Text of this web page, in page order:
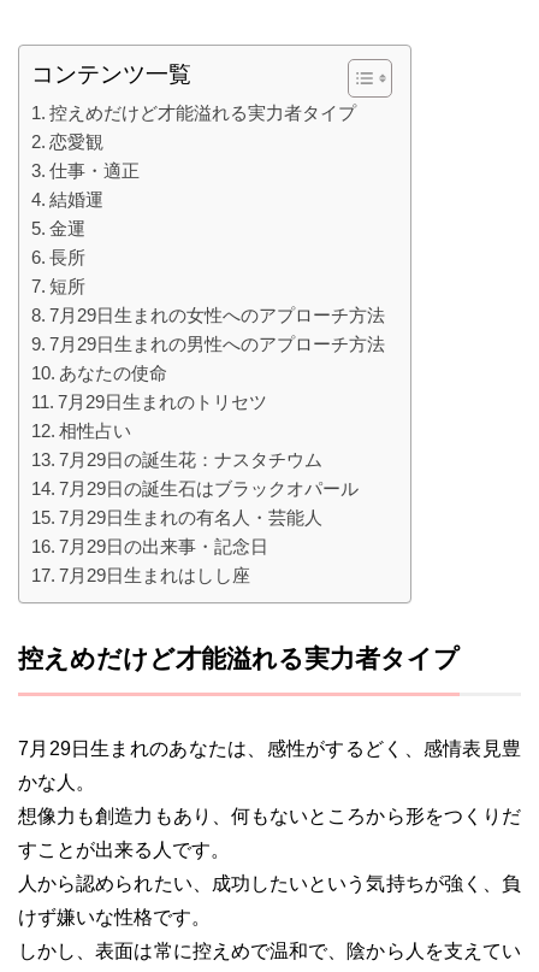
コンテンツ一覧
控えめだけど才能溢れる実力者タイプ
恋愛観
仕事・適正
結婚運
金運
長所
短所
7月29日生まれの女性へのアプローチ方法
7月29日生まれの男性へのアプローチ方法
あなたの使命
7月29日生まれのトリセツ
相性占い
7月29日の誕生花：ナスタチウム
7月29日の誕生石はブラックオパール
7月29日生まれの有名人・芸能人
7月29日の出来事・記念日
7月29日生まれはしし座
控えめだけど才能溢れる実力者タイプ
7月29日生まれのあなたは、感性がするどく、感情表見豊
かな人。
想像力も創造力もあり、何もないところから形をつくりだ
すことが出来る人です。
人から認められたい、成功したいという気持ちが強く、負
けず嫌いな性格です。
しかし、表面は常に控えめで温和で、陰から人を支えてい